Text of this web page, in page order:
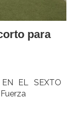
para
EL SEXTO